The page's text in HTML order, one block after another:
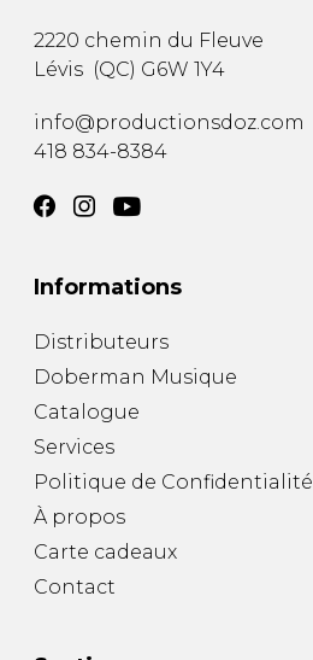
2220 chemin du Fleuve
Lévis (QC) G6W 1Y4
info@productionsdoz.com
418 834-8384
Informations
Distributeurs
Doberman Musique
Catalogue
Services
Politique de Confidentialité
À propos
Carte cadeaux
Contact